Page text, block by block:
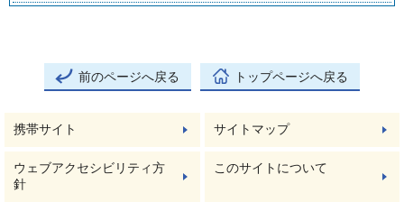
前のページへ戻る トップページへ戻る
携帯サイト サイトマップ
ウェブアクセシビリティ方
針
このサイトについて